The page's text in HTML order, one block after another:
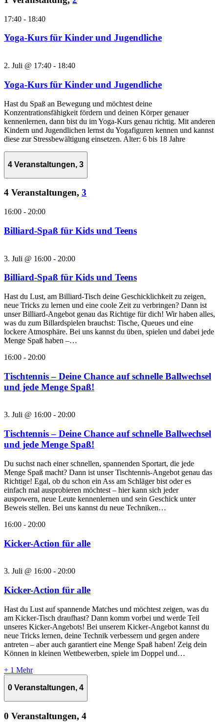
17:40 - 18:40
Yoga-Kurs für Kinder und Jugendliche
2. Juli @ 17:40 - 18:40
Yoga-Kurs für Kinder und Jugendliche
Hast du Spaß an Bewegung und möchtest deine
Konzentrationsfähigkeit fördern und deinen Körper genauer
kennenlernen, dann bist du im Yoga-Kurs genau richtig. Mit anderen
Kindern und Jugendlichen lernst du Yogafiguren kennen und kannst
diese zur Stressbewältigung einsetzen. Alter: 6 bis 18 Jahre
4 Veranstaltungen, 3
4 Veranstaltungen, 3
16:00 - 20:00
Billiard-Spaß für Kids und Teens
3. Juli @ 16:00 - 20:00
Billiard-Spaß für Kids und Teens
Hast du Lust, am Billiard-Tisch deine Geschicklichkeit zu zeigen,
neue Tricks zu lernen und eine coole Zeit zu verbringen? Dann ist
unser Billiard-Angebot genau das Richtige für dich! Wir haben alles,
was du zum Billardspielen brauchst: Tische, Queues und eine
lockere Atmosphäre. Bei uns kannst du üben, spielen und dabei jede
Menge Spaß haben –…
16:00 - 20:00
Tischtennis – Deine Chance auf schnelle Ballwechsel
und jede Menge Spaß!
3. Juli @ 16:00 - 20:00
Tischtennis – Deine Chance auf schnelle Ballwechsel
und jede Menge Spaß!
Du suchst nach einer schnellen, spannenden Sportart, die jede
Menge Spaß macht? Dann ist unser Tischtennis-Angebot genau das
Richtige! Egal, ob du schon ein Ass am Schläger bist oder es
einfach mal ausprobieren möchtest – hier kann sich jeder
auspowern, neue Leute kennenlernen und sein Geschick unter
Beweis stellen. Bei uns kannst du neue Techniken…
16:00 - 20:00
Kicker-Action für alle
3. Juli @ 16:00 - 20:00
Kicker-Action für alle
Hast du Lust auf spannende Matches und möchtest zeigen, was du
am Kicker-Tisch draufhast? Dann komm vorbei und werde Teil
unseres Kicker-Angebots! Bei unserem Kicker-Angebot kannst du
neue Tricks lernen, deine Technik verbessern und gegen andere
antreten – aber auch garantiert eine Menge Spaß haben! Zeig dein
Können in kleinen Wettbewerben, spiele im Doppel und…
+ 1 Mehr
0 Veranstaltungen, 4
0 Veranstaltungen, 4